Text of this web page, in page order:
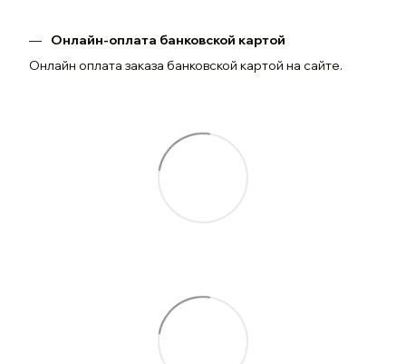
Онлайн-оплата банковской картой
Онлайн оплата заказа банковской картой на сайте.